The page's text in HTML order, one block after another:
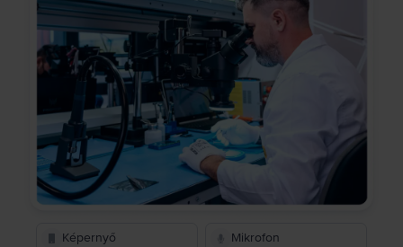
Képernyő Mikrofon